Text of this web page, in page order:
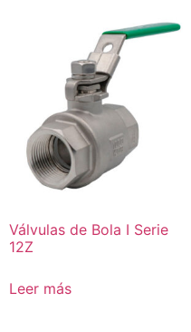
Válvulas de Bola I Serie
12Z
Leer más